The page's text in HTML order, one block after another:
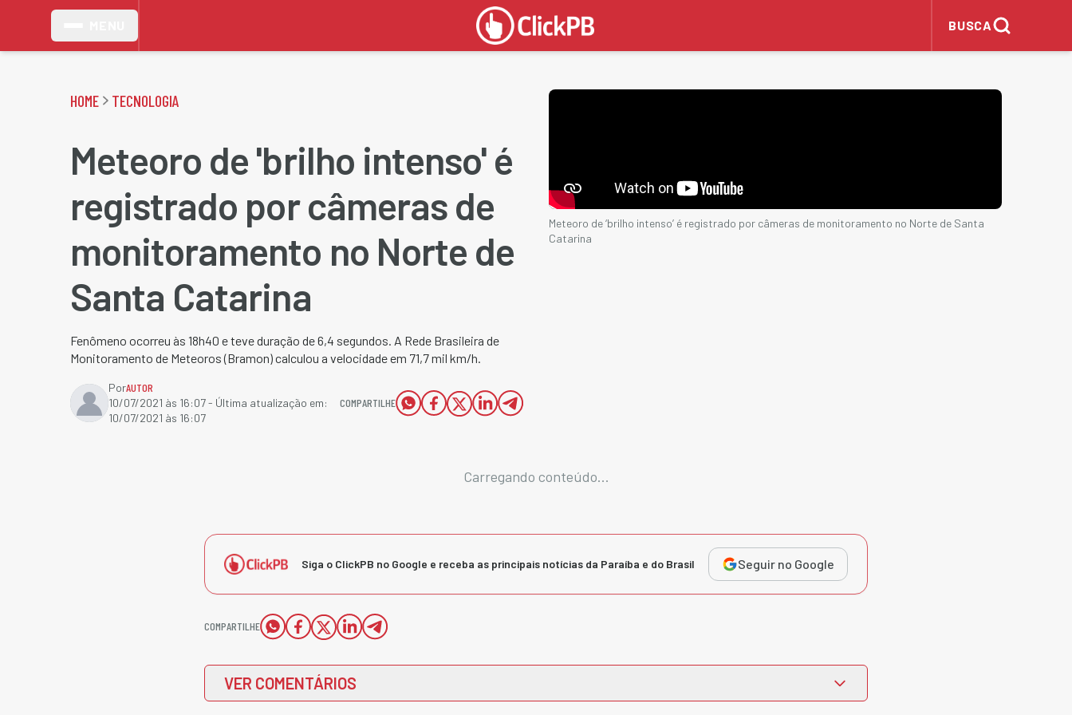
BUSCA
HOME TECNOLOGIA
Meteoro de 'brilho intenso' é
registrado por câmeras de
monitoramento no Norte de
Santa Catarina
Fenômeno ocorreu às 18h40 e teve duração de 6,4 segundos. A Rede Brasileira de
Monitoramento de Meteoros (Bramon) calculou a velocidade em 71,7 mil km/h.
PorAUTOR
10/07/2021 às 16:07- Última atualização em:
10/07/2021 às 16:07
COMPARTILHE
Meteoro de ‘brilho intenso’ é registrado por câmeras de monitoramento no Norte de Santa
Catarina
Carregando conteúdo...
Siga o ClickPB no Google e receba as principais notícias da Paraíba e do Brasil Seguir no Google
COMPARTILHE
VER COMENTÁRIOS